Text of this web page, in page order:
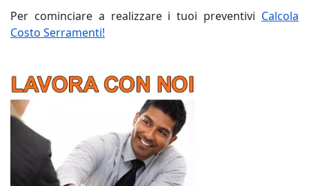
Per cominciare a realizzare i tuoi preventivi Calcola
Costo Serramenti!